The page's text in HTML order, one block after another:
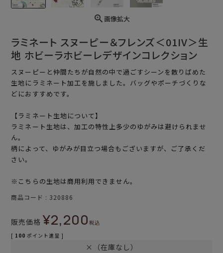
画像拡大
ラミネート スヌーピー＆フレンズ＜01IV＞生
地 ホビーラホビーレデザインコレクション
スヌーピーと仲間たちが自然の中で過ごすシーンを散りばめた
生地にラミネート加工を施しました。バッグやポーチづくりな
どにおすすめです。
【ラミネート生地について】
ラミネート生地は、加工の特性上多少のゆがみは避けられませ
ん。
柄によって、ゆがみが目立つ場合もございますが、ご了承くだ
さい。
※こちらの生地は商用利用できません。
商品コード 320886
販売価格 ¥2,200税込
[ 100 ポイント進呈 ]
×（在庫なし）